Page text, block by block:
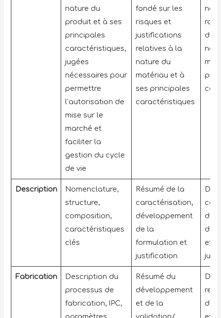
nature du
produit et à ses
principales
caractéristiques,
jugées
nécessaires pour
permettre
l’autorisation de
mise sur le
marché et
faciliter la
gestion du cycle
de vie
fondé sur les
risques et
justifications
relatives à la
nature du
matériau et à
ses principales
caractéristiques
Description
Nomenclature,
structure,
composition,
caractéristiques
clés
Résumé de la
caractérisation,
développement
de la
formulation et
justification
de
et
Fabrication
Description du
processus de
fabrication, IPC,
paramètres
Résumé du
développement
et de la
validation/
et à